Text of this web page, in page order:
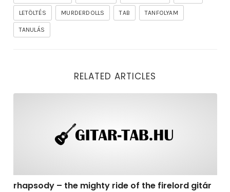
LETÖLTÉS MURDERDOLLS TAB TANFOLYAM
TANULÁS
RELATED ARTICLES
rhapsody – the mighty ride of the firelord gitár